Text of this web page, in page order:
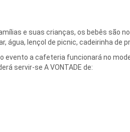
e suas crianças, os bebês são
água, lençol de picnic, cadeirinha de
evento a cafeteria funcionará no
servir-se A VONTADE de: